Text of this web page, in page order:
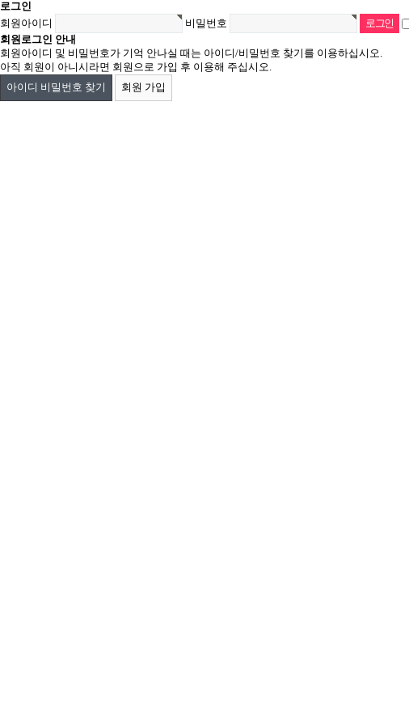
로그인
회원아이디
비밀번호
회원로그인 안내
회원아이디 및 비밀번호가 기억 안나실 때는 아이디/비밀번호 찾기를 이용하십시오.
아직 회원이 아니시라면 회원으로 가입 후 이용해 주십시오.
아이디 비밀번호 찾기
회원 가입